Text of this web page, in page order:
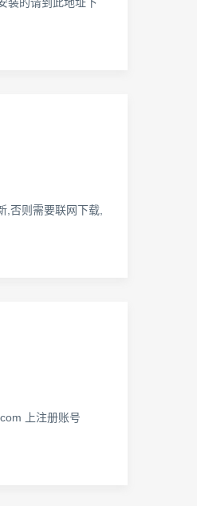
否则需要联网下载,
上注册账号